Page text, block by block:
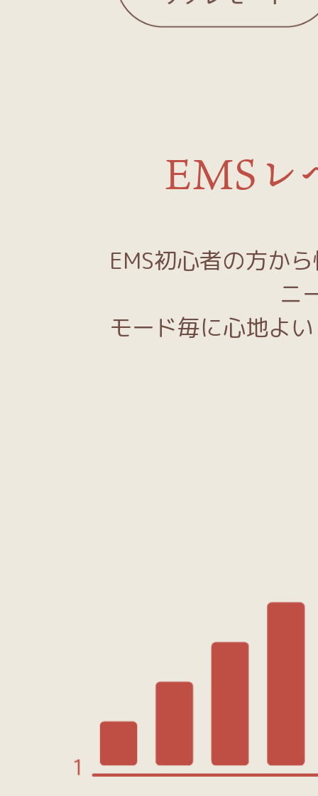
EMSレ
EMS初心者の方か
ニ
モード毎に心地よ